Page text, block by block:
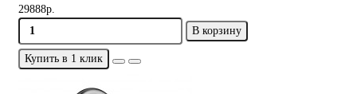
29888р.
В корзину
Купить в 1 клик